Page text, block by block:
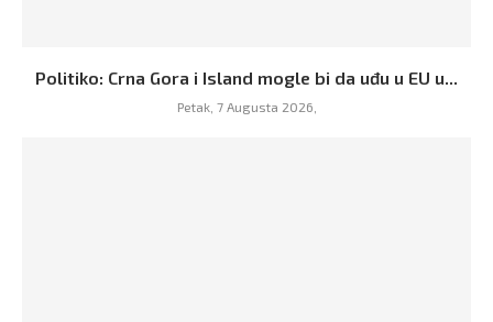
Politiko: Crna Gora i Island mogle bi da uđu u EU u...
Petak, 7 Augusta 2026,